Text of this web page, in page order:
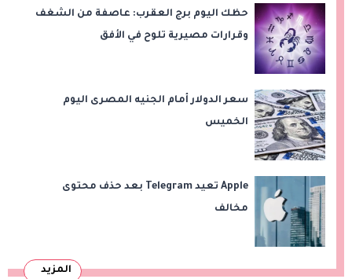
حظك اليوم برج العقرب: عاصفة من الشغف
وقرارات مصيرية تلوح في الأفق
سعر الدولار أمام الجنيه المصرى اليوم
الخميس
Apple تعيد Telegram بعد حذف محتوى
مخالف
المزيد